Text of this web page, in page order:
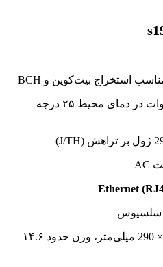
حدود 2714 وات در دمای محیط ۲۵ درجه
Ethernet
400 × 195.5 × 290 میلی‌متر، وزن حدود ۱۴.۶